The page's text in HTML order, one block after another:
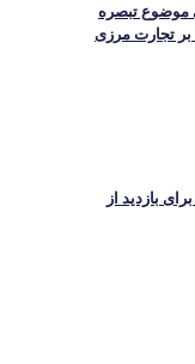
موضوع تبصره
و نظارت بر تجارت مرزی
بازدید از